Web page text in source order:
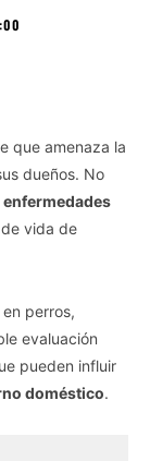
que amenaza la
dueños. No
enfermedades
vida de
en perros,
evaluación
pueden influir
doméstico.